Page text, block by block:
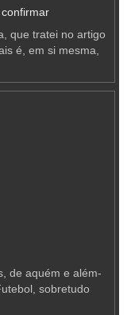
que tratei no artigo
é, em si mesma,
de aquém e além-
sobretudo